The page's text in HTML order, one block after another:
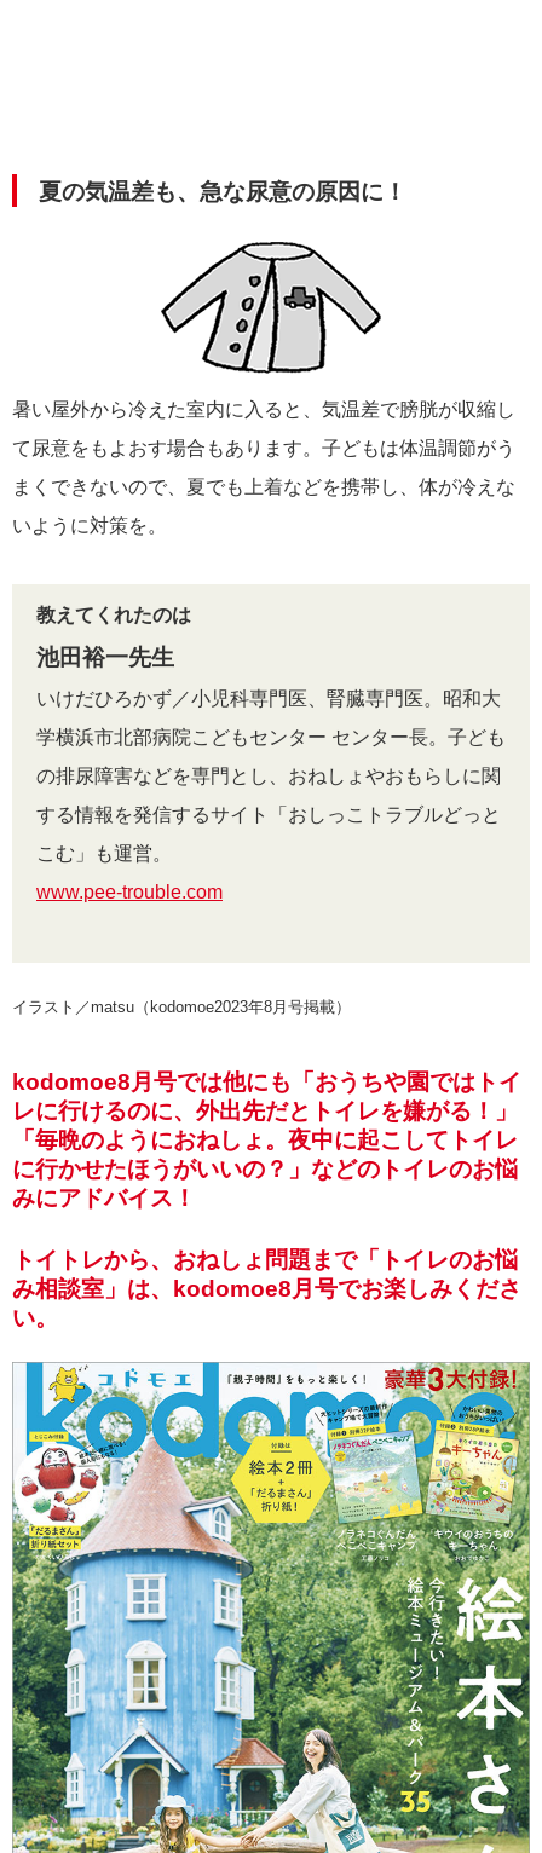
夏の気温差も、急な尿意の原因に！
暑い屋外から冷えた室内に入ると、気温差で膀胱が収縮し
て尿意をもよおす場合もあります。子どもは体温調節がう
まくできないので、夏でも上着などを携帯し、体が冷えな
いように対策を。
教えてくれたのは
池田裕一先生
いけだひろかず／小児科専門医、腎臓専門医。昭和大
学横浜市北部病院こどもセンター センター長。子ども
の排尿障害などを専門とし、おねしょやおもらしに関
する情報を発信するサイト「おしっこトラブルどっと
こむ」も運営。
www.pee-trouble.com
イラスト／matsu（kodomoe2023年8月号掲載）
kodomoe8月号では他にも「おうちや園ではトイ
レに行けるのに、外出先だとトイレを嫌がる！」
「毎晩のようにおねしょ。夜中に起こしてトイレ
に行かせたほうがいいの？」などのトイレのお悩
みにアドバイス！
トイトレから、おねしょ問題まで「トイレのお悩
み相談室」は、kodomoe8月号でお楽しみくださ
い。